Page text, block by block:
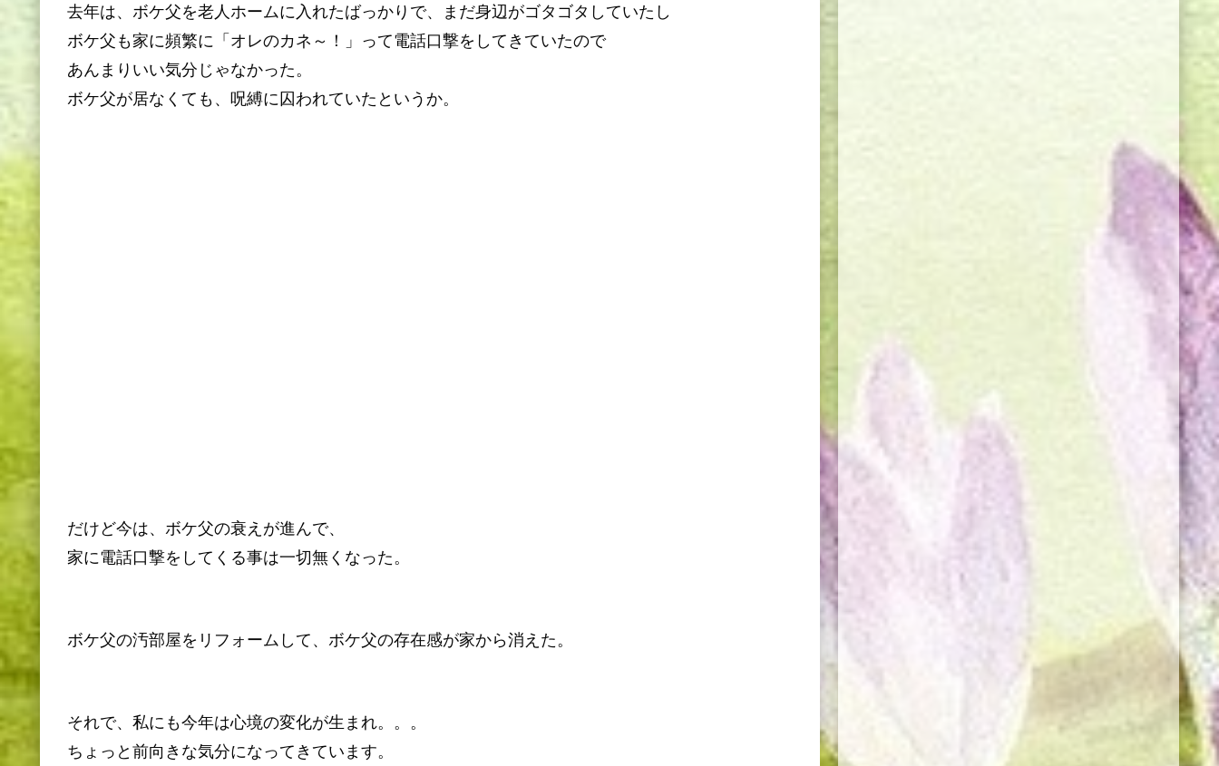
去年は、ボケ父を老人ホームに入れたばっかりで、まだ身辺がゴタゴタしていたし
ボケ父も家に頻繁に「オレのカネ～！」って電話口撃をしてきていたので
あんまりいい気分じゃなかった。
ボケ父が居なくても、呪縛に囚われていたというか。
だけど今は、ボケ父の衰えが進んで、
家に電話口撃をしてくる事は一切無くなった。
ボケ父の汚部屋をリフォームして、ボケ父の存在感が家から消えた。
それで、私にも今年は心境の変化が生まれ。。。
ちょっと前向きな気分になってきています。